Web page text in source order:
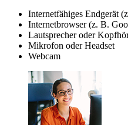
Internetfähiges Endgerät
Internetbrowser (z. B.
Lautsprecher oder
Mikrofon oder Headset
Webcam